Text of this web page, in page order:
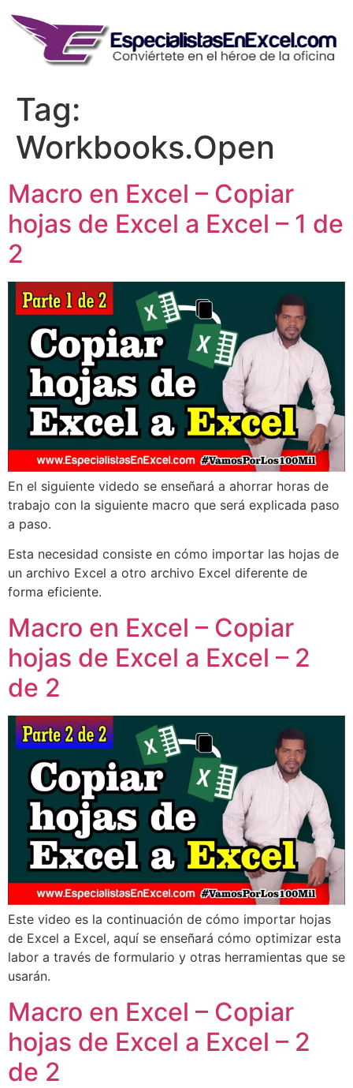
content
Tag:
Workbooks.Open
Macro en Excel – Copiar
hojas de Excel a Excel – 1 de
2
En el siguiente videdo se enseñará a ahorrar horas de
trabajo con la siguiente macro que será explicada paso
a paso.
Esta necesidad consiste en cómo importar las hojas de
un archivo Excel a otro archivo Excel diferente de
forma eficiente.
Macro en Excel – Copiar
hojas de Excel a Excel – 2
de 2
Este video es la continuación de cómo importar hojas
de Excel a Excel, aquí se enseñará cómo optimizar esta
labor a través de formulario y otras herramientas que se
usarán.
Macro en Excel – Copiar
hojas de Excel a Excel – 2
de 2